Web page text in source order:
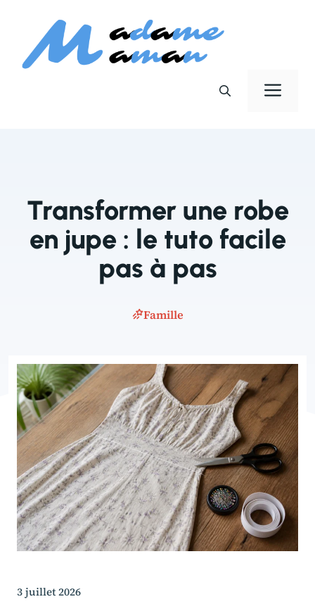
contenu
Transformer une robe
en jupe : le tuto facile
pas à pas
Famille
3 juillet 2026